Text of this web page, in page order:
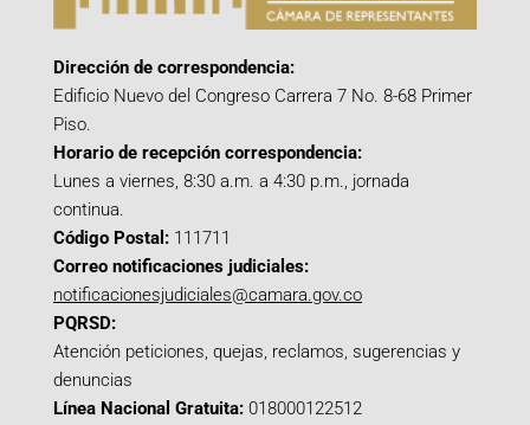
Dirección de correspondencia:
Edificio Nuevo del Congreso Carrera 7 No. 8-68 Primer
Piso.
Horario de recepción correspondencia:
Lunes a viernes, 8:30 a.m. a 4:30 p.m., jornada
continua.
Código Postal: 111711
Correo notificaciones judiciales:
notificacionesjudiciales@camara.gov.co
PQRSD:
Atención peticiones, quejas, reclamos, sugerencias y
denuncias
Línea Nacional Gratuita: 018000122512